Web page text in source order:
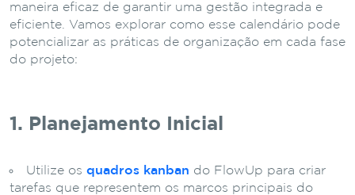
maneira eficaz de garantir uma gestão integrada e
eficiente. Vamos explorar como esse calendário pode
potencializar as práticas de organização em cada fase
do projeto:
1. Planejamento Inicial
Utilize os quadros kanban do FlowUp para criar
tarefas que representem os marcos principais do